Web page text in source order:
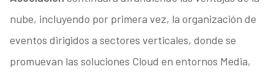
nube, incluyendo por primera vez, la organización de
eventos dirigidos a sectores verticales, donde se
promuevan las soluciones Cloud en entornos Media,